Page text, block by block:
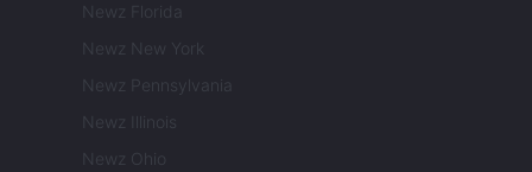
Newz Florida
Newz New York
Newz Pennsylvania
Newz Illinois
Newz Ohio